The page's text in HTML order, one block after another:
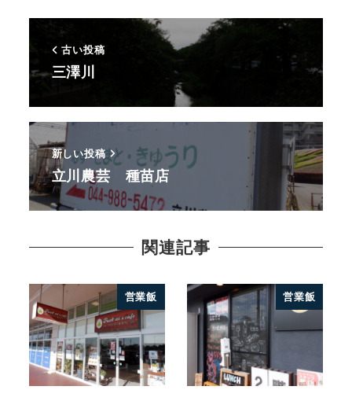
古い投稿
三澤川
新しい投稿
立川農芸 種苗店
関連記事
営業飯 営業飯